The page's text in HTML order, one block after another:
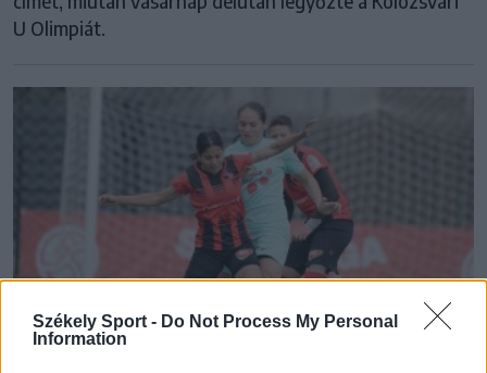
Székely Sport - Do Not Process My Personal
Information
U Olimpiát.